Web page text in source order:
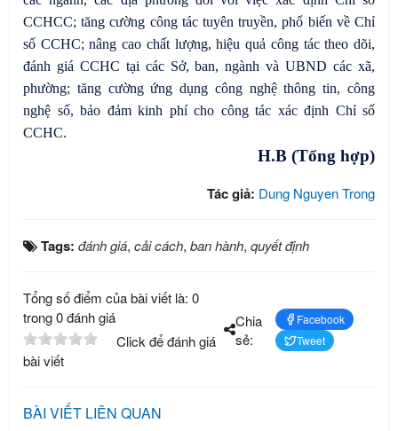
CCHCС; tăng cường công tác tuyên truyền, phổ biến về Chỉ
số CCHC; nâng cao chất lượng, hiệu quả công tác theo dõi,
đánh giá CCHC tại các Sở, ban, ngành và UBND các xã,
phường; tăng cường ứng dụng công nghệ thông tin, công
nghệ số, bảo đảm kinh phí cho công tác xác định Chỉ số
CCHC.
H.B (Tổng hợp)
Tác giả: Dung Nguyen Trong
Tags: đánh giá, cải cách, ban hành, quyết định
Tổng số điểm của bài viết là: 0
trong 0 đánh giá
Click để đánh giá
bài viết
Chia
sẻ:
Facebook
Tweet
BÀI VIẾT LIÊN QUAN